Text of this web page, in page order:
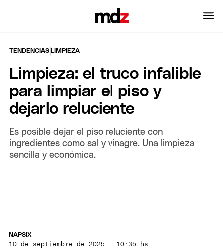
TENDENCIAS |LIMPIEZA
Limpieza: el truco infalible
para limpiar el piso y
dejarlo reluciente
Es posible dejar el piso reluciente con
ingredientes como sal y vinagre. Una limpieza
sencilla y económica.
NAPSIX
10 de septiembre de 2025 · 10:35 hs